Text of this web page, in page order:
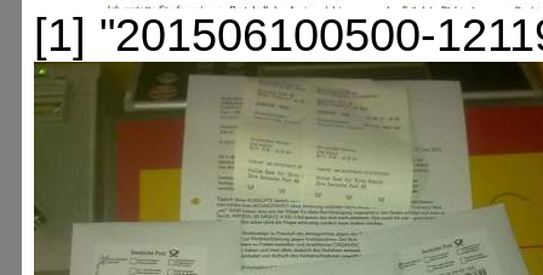
[1] "201506100500-